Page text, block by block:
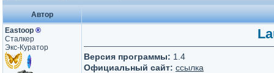
Автор
Eastoop ®
Сталкер
Экс-Куратор
Версия программы: 1.4
Официальный сайт: ссылка